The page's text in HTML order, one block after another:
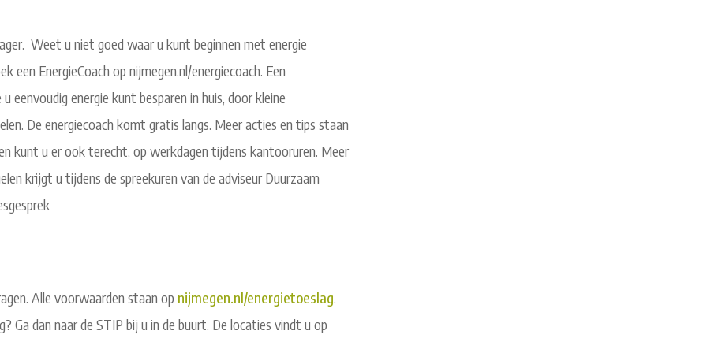
Weet u niet goed waar u kunt beginnen met energie
een EnergieCoach op nijmegen.nl/energiecoach. Een
eenvoudig energie kunt besparen in huis, door kleine
De energiecoach komt gratis langs. Meer acties en tips staan
kunt u er ook terecht, op werkdagen tijdens kantooruren. Meer
krijgt u tijdens de spreekuren van de adviseur Duurzaam
Alle voorwaarden staan op nijmegen.nl/energietoeslag.
Ga dan naar de STIP bij u in de buurt. De locaties vindt u op